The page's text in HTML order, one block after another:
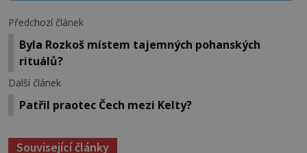
Předchozí článek
Byla Rozkoš místem tajemných pohanských
rituálů?
Další článek
Patřil praotec Čech mezi Kelty?
Související články